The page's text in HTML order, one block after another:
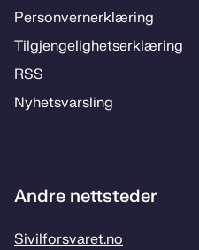
Per­­son­ver­n­er­klæ­­ring
Til­­­gjen­­ge­­lig­hets­­er­klæ­­ring
RSS
Ny­hets­­vars­­ling
Andre nettsteder
Sivilforsvaret.no